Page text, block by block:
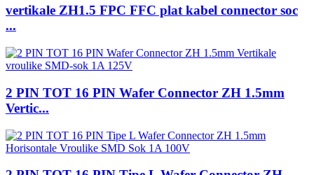
vertikale ZH1.5 FPC FFC plat kabel connector soc
...
2 PIN TOT 16 PIN Wafer Connector ZH 1.5mm
Vertic...